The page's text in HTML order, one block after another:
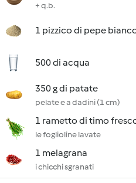
+ q.b.
1 pizzico di pepe
500 di acqua
350 g di patate
pelate e a dadini (1 cm)
1 rametto di timo
le foglioline lavate
1 melagrana
i chicchi sgranati